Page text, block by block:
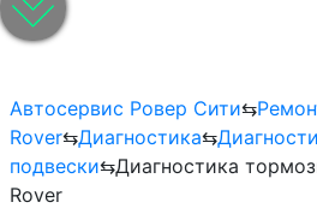
Автосервис Ровер Сити⇆
Rover⇆Диагностика⇆
подвески⇆Диагностика
Rover